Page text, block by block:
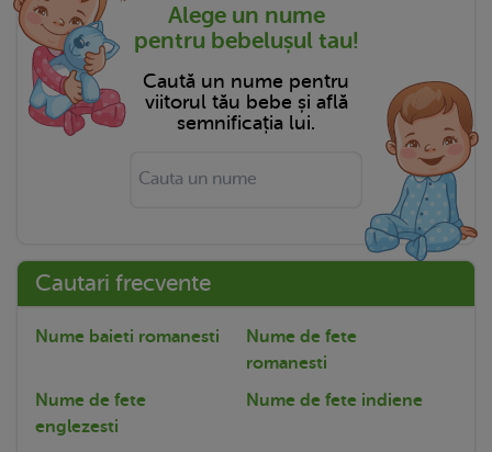
Alege un nume
pentru bebelușul tau!
Caută un nume pentru
viitorul tău bebe și află
semnificația lui.
Cautari frecvente
Nume baieti romanesti
Nume de fete
romanesti
Nume de fete
englezesti
Nume de fete indiene